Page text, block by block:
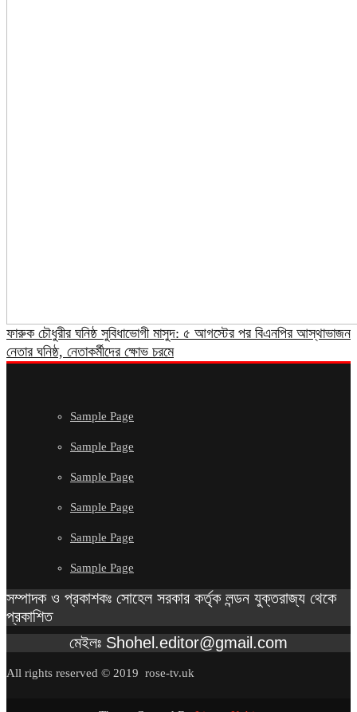
ফারুক চৌধুরীর ঘনিষ্ঠ সুবিধাভোগী মাসুদ: ৫ আগস্টের পর বিএনপির আস্থাভাজন
নেতার ঘনিষ্ঠ, নেতাকর্মীদের ক্ষোভ চরমে
Sample Page
Sample Page
Sample Page
Sample Page
Sample Page
Sample Page
সম্পাদক ও প্রকাশকঃ সোহেল সরকার কর্তৃক লন্ডন যুক্তরাজ্য থেকে
প্রকাশিত
মেইলঃ Shohel.editor@gmail.com
All rights reserved © 2019 rose-tv.uk